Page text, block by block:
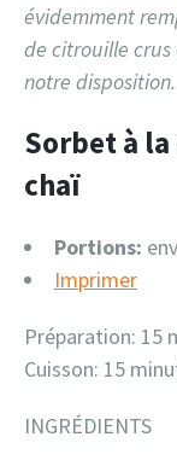
évidemment
de citrouille crus
notre disposition.
Sorbet à
chaï
Portions:
Imprimer
Préparation: 15
Cuisson: 15
INGRÉDIENTS